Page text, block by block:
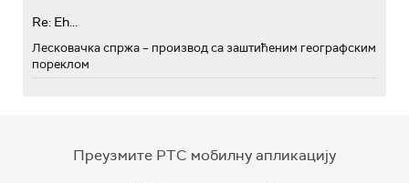
Re: Eh...
Лесковачка спржа – производ са заштићеним географским
пореклом
Преузмите РТС мобилну апликацију